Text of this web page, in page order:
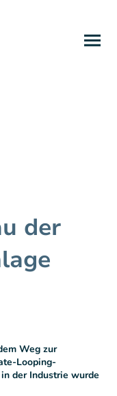
der
Weg zur
Looping-
der Industrie wurde